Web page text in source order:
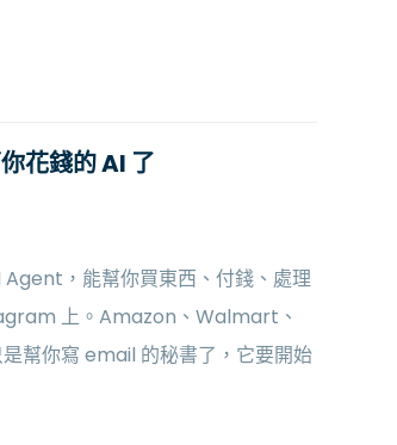
花錢的 AI 了
，能幫你買東西、付錢、處理
上。Amazon、Walmart、
幫你寫 email 的秘書了，它要開始